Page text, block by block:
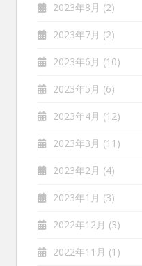
2023年8月 (2)
2023年7月 (2)
2023年6月 (10)
2023年5月 (6)
2023年4月 (12)
2023年3月 (11)
2023年2月 (4)
2023年1月 (3)
2022年12月 (3)
2022年11月 (1)